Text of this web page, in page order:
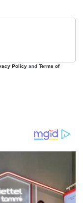
Policy and Terms of